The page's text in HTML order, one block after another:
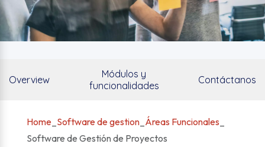
Overview
Módulos y
funcionalidades
Contáctanos
Home_ Software de gestion_ Áreas Funcionales
Software de Gestión de Proyectos